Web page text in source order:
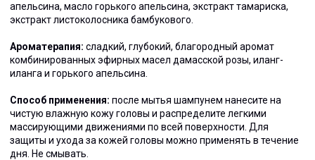
апельсина, масло горького апельсина, экстракт тамариска,
экстракт листоколосника бамбукового.
Ароматерапия: сладкий, глубокий, благородный аромат
комбинированных эфирных масел дамасской розы, иланг-
иланга и горького апельсина.
Способ применения: после мытья шампунем нанесите на
чистую влажную кожу головы и распределите легкими
массирующими движениями по всей поверхности. Для
защиты и ухода за кожей головы можно применять в течение
дня. Не смывать.